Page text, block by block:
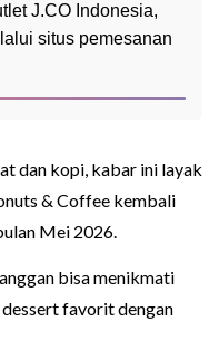
J.CO Indonesia,
situs pemesanan
dan kopi, kabar ini layak
& Coffee kembali
Mei 2026.
bisa menikmati
favorit dengan